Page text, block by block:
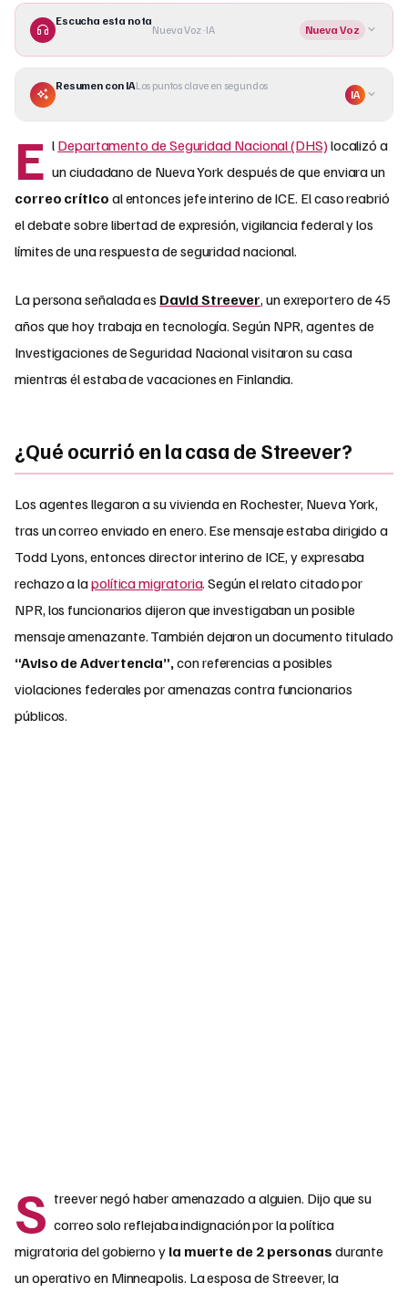
Escucha esta nota
Nueva Voz · IA Nueva Voz
Resumen con IALos puntos clave en segundos
IA
E l Departamento de Seguridad Nacional (DHS)localizó a
un ciudadano de Nueva York después de que enviara un
correo crítico al entonces jefe interino de ICE. El caso reabrió
el debate sobre libertad de expresión, vigilancia federal y los
límites de una respuesta de seguridad nacional.
La persona señalada es David Streever, un exreportero de 45
años que hoy trabaja en tecnología. Según NPR, agentes de
Investigaciones de Seguridad Nacional visitaron su casa
mientras él estaba de vacaciones en Finlandia.
¿Qué ocurrió en la casa de Streever?
Los agentes llegaron a su vivienda en Rochester, Nueva York,
tras un correo enviado en enero. Ese mensaje estaba dirigido a
Todd Lyons, entonces director interino de ICE, y expresaba
rechazo a lapolítica migratoria. Según el relato citado por
NPR, los funcionarios dijeron que investigaban un posible
mensaje amenazante. También dejaron un documento titulado
“Aviso de Advertencia”,con referencias a posibles
violaciones federales por amenazas contra funcionarios
públicos.
S treever negó haber amenazado a alguien. Dijo que su
correo solo reflejaba indignación por la política
migratoria del gobierno y la muerte de 2 personas durante
un operativo en Minneapolis. La esposa de Streever, la